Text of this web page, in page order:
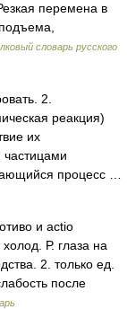
перемена в
словарь русского
2.
реакция)
их
процесс …
и actio
Р. глаза на
2. только ед.
после